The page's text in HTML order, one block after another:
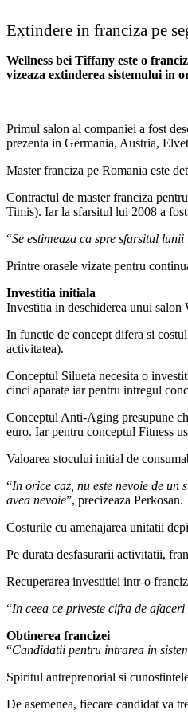
Extindere in franciza pe
Wellness bei Tiffany este o
vizeaza extinderea sistemului in
Primul salon al companiei a fost
prezenta in Germania, Austria,
Master franciza pe Romania este
Contractul de master franciza
Timis). Iar la sfarsitul lui 2008 a
“Se estimeaza ca spre sfarsitul
Printre orasele vizate pentru
Investitia initiala
Investitia in deschiderea unui salon
In functie de concept difera si
activitatea).
Conceptul Silueta necesita o
cinci aparate iar pentru intregul
Conceptul Anti-Aging presupune
euro. Iar pentru conceptul Fitness
Valoarea stocului initial de
“In orice caz, nu este nevoie de
avea nevoie”, precizeaza Perkosan.
Costurile cu amenajarea unitatii
Pe durata desfasurarii activitatii,
Recuperarea investitiei intr-o
“In ceea ce priveste cifra de
Obtinerea francizei
“Candidatii pentru intrarea in
Spiritul antreprenorial si
De asemenea, fiecare candidat va